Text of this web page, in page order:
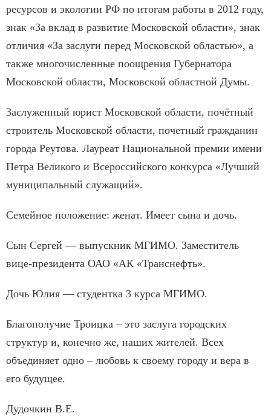
ресурсов и экологии РФ по итогам работы в 2012 году,
знак «За вклад в развитие Московской области», знак
отличия «За заслуги перед Московской областью», а
также многочисленные поощрения Губернатора
Московской области, Московской областной Думы.
Заслуженный юрист Московской области, почётный
строитель Московской области, почетный гражданин
города Реутова. Лауреат Национальной премии имени
Петра Великого и Всероссийского конкурса «Лучший
муниципальный служащий».
Семейное положение: женат. Имеет сына и дочь.
Сын Сергей — выпускник МГИМО. Заместитель
вице-президента ОАО «АК «Транснефть».
Дочь Юлия — студентка 3 курса МГИМО.
Благополучие Троицка – это заслуга городских
структур и, конечно же, наших жителей. Всех
объединяет одно – любовь к своему городу и вера в
его будущее.
Дудочкин В.Е.